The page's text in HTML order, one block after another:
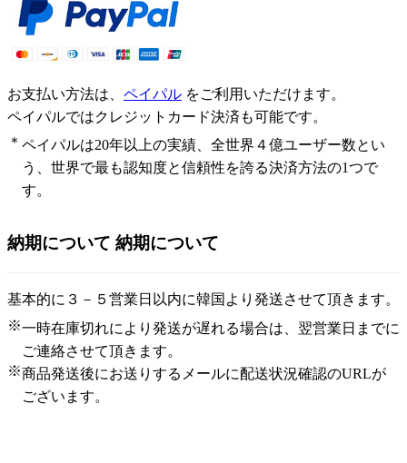
お支払い方法は、 ペイパル をご利用いただけます。
ペイパルではクレジットカード決済も可能です。
＊ ペイパルは20年以上の実績、全世界４億ユーザー数とい
う、世界で最も認知度と信頼性を誇る決済方法の1つで
す。
納期について 納期について
基本的に３－５営業日以内に韓国より発送させて頂きます。
※一時在庫切れにより発送が遅れる場合は、翌営業日までに
ご連絡させて頂きます。
※商品発送後にお送りするメールに配送状況確認のURLが
ございます。